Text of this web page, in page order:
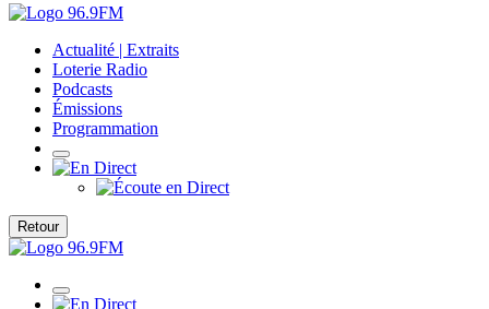
Actualité | Extraits
Loterie Radio
Podcasts
Émissions
Programmation
Retour